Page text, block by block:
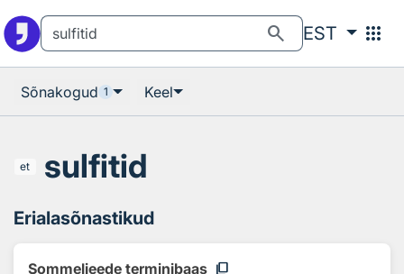
search EST apps
Sõnakogud 1 Keel
et sulfitid
Erialasõnastikud
Sommeljeede terminibaas content_copy